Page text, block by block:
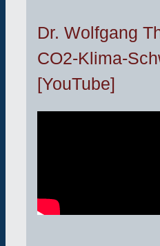
Dr. Wolfgang
CO2-Klima-
[YouTube]